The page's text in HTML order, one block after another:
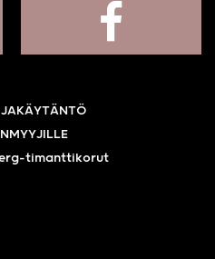
timanttikorut